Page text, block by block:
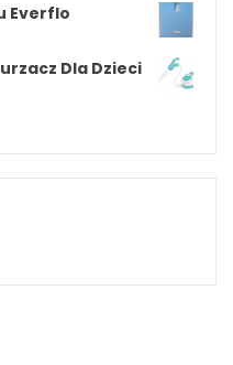
Everflo
Dla Dzieci